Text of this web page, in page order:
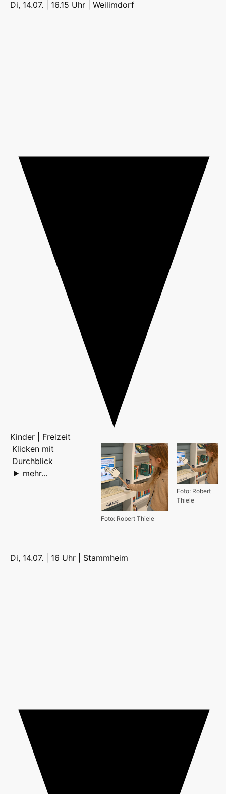
Di, 14.07. | 16.15 Uhr | Weilimdorf
Kinder | Freizeit
Foto: Robert
Thiele
Foto: Robert Thiele
Klicken mit
Durchblick
mehr...
Di, 14.07. | 16 Uhr | Stammheim